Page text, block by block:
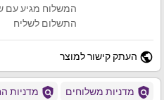
המשלוח מגיע עם
התשלום לשליח
public העתק קישור למוצר
policy מדניות משלוחים policy מדניות